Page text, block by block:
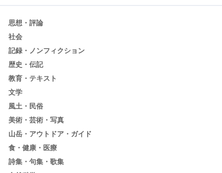
思想・評論
社会
記録・ノンフィクション
歴史・伝記
教育・テキスト
文学
風土・民俗
美術・芸術・写真
山岳・アウトドア・ガイド
食・健康・医療
詩集・句集・歌集